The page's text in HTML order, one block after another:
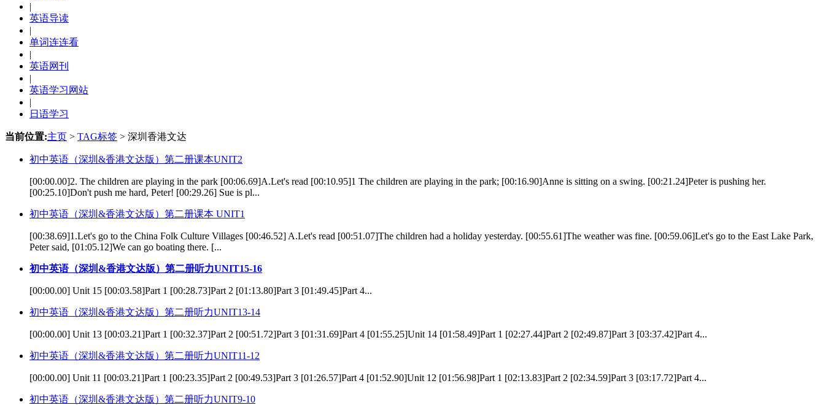
|
英语导读
|
单词连连看
|
英语网刊
|
英语学习网站
|
日语学习
当前位置:主页 > TAG标签 > 深圳香港文达
初中英语（深圳&香港文达版）第二册课本UNIT2
[00:00.00]2. The children are playing in the park [00:06.69]A.Let's read [00:10.95]1 The children are playing in the park; [00:16.90]Anne is sitting on a swing. [00:21.24]Peter is pushing her.
[00:25.10]Don't push me hard, Peter! [00:29.26] Sue is pl...
初中英语（深圳&香港文达版）第二册课本 UNIT1
[00:38.69]1.Let's go to the China Folk Culture Villages [00:46.52] A.Let's read [00:51.07]The children had a holiday yesterday. [00:55.61]The weather was fine. [00:59.06]Let's go to the East Lake Park,
Peter said, [01:05.12]We can go boating there. [...
初中英语（深圳&香港文达版）第二册听力UNIT15-16
[00:00.00] Unit 15 [00:03.58]Part 1 [00:28.73]Part 2 [01:13.80]Part 3 [01:49.45]Part 4...
初中英语（深圳&香港文达版）第二册听力UNIT13-14
[00:00.00] Unit 13 [00:03.21]Part 1 [00:32.37]Part 2 [00:51.72]Part 3 [01:31.69]Part 4 [01:55.25]Unit 14 [01:58.49]Part 1 [02:27.44]Part 2 [02:49.87]Part 3 [03:37.42]Part 4...
初中英语（深圳&香港文达版）第二册听力UNIT11-12
[00:00.00] Unit 11 [00:03.21]Part 1 [00:23.35]Part 2 [00:49.53]Part 3 [01:26.57]Part 4 [01:52.90]Unit 12 [01:56.98]Part 1 [02:13.83]Part 2 [02:34.59]Part 3 [03:17.72]Part 4...
初中英语（深圳&香港文达版）第二册听力UNIT9-10